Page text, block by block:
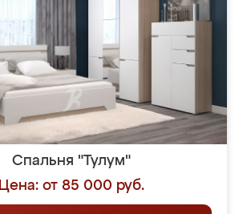
Спальня "Тулум"
Цена: от 85 000 руб.